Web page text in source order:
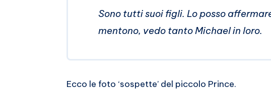
Sono tutti suoi figli. Lo posso
mentono, vedo tanto Michael in loro.
Ecco le foto ‘sospette’ del piccolo Prince.